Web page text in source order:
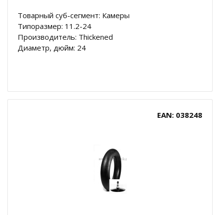
Товарный суб-сегмент: Камеры
Типоразмер: 11.2-24
Производитель: Thickened
Диаметр, дюйм: 24
EAN: 038248